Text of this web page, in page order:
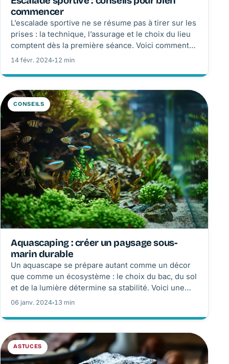
commencer
L’escalade sportive ne se résume pas à tirer sur les
prises : la technique, l’assurage et le choix du lieu
comptent dès la première séance. Voici comment
commencer en salle, acheter au bon moment et
14 févr. 2024◦12 min
CONSEILS
Aquascaping : créer un paysage sous-
marin durable
Un aquascape se prépare autant comme un décor
que comme un écosystème : le choix du bac, du sol
et de la lumière détermine sa stabilité. Voici une
méthode réaliste pour composer, planter, cycler et
06 janv. 2024◦13 min
ASTUCES